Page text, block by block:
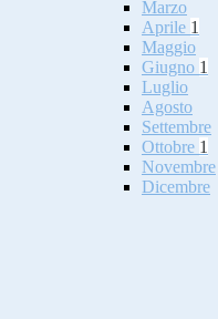
Marzo
Aprile 1
Maggio
Giugno 1
Luglio
Agosto
Settembre
Ottobre 1
Novembre
Dicembre